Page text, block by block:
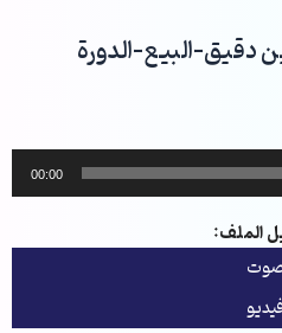
معين دقيق-البيع-الدورة
00:00
الملف:
فيديو